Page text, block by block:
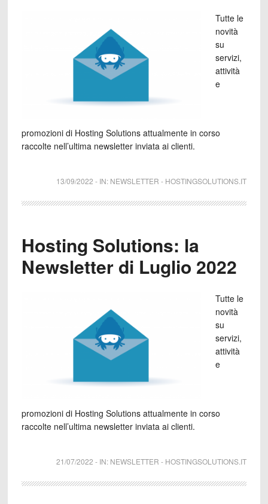
Tutte le
novità
su
servizi,
attività
e
promozioni di Hosting Solutions attualmente in corso
raccolte nell’ultima newsletter inviata ai clienti.
13/09/2022 - IN: NEWSLETTER - HOSTINGSOLUTIONS.IT
Hosting Solutions: la
Newsletter di Luglio 2022
Tutte le
novità
su
servizi,
attività
e
promozioni di Hosting Solutions attualmente in corso
raccolte nell’ultima newsletter inviata ai clienti.
21/07/2022 - IN: NEWSLETTER - HOSTINGSOLUTIONS.IT